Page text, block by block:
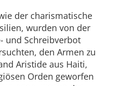
der charismatische
wurden von der
und Schreibverbot
den Armen zu
Aristide aus Haiti,
Orden geworfen